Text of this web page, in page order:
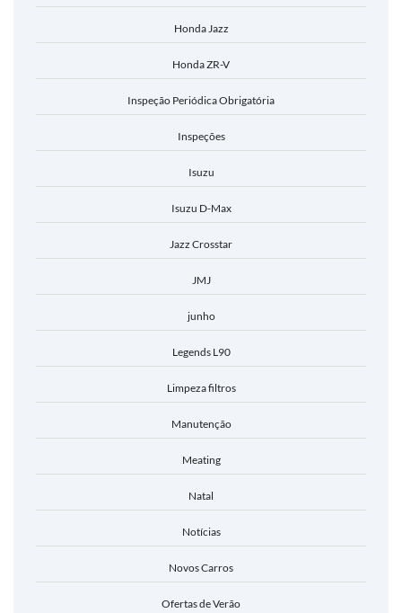
Honda Jazz
Honda ZR-V
Inspeção Periódica Obrigatória
Inspeções
Isuzu
Isuzu D-Max
Jazz Crosstar
JMJ
junho
Legends L90
Limpeza filtros
Manutenção
Meating
Natal
Notícias
Novos Carros
Ofertas de Verão